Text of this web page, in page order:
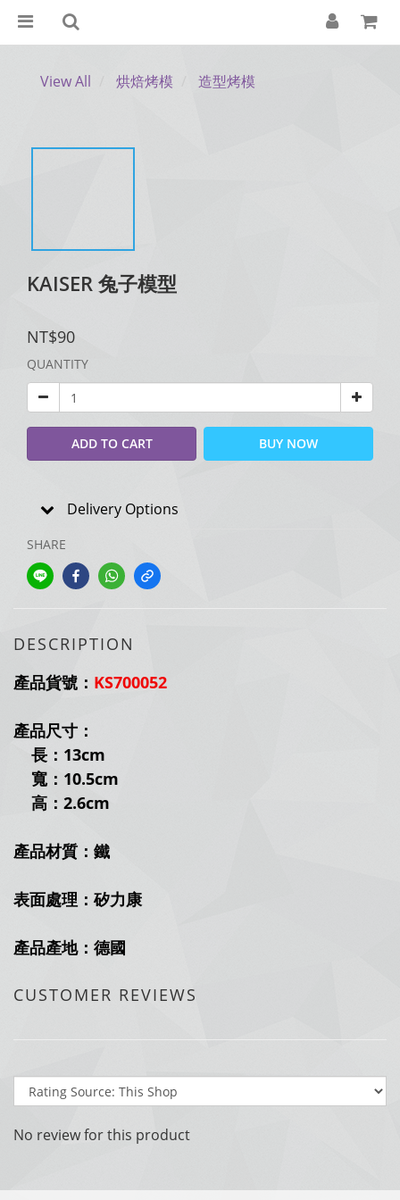
View All 烘焙烤模 造型烤模
KAISER 兔子模型
NT$90
QUANTITY
ADD TO CART BUY NOW
Delivery Options
SHARE
DESCRIPTION
產品貨號： KS700052
產品尺寸：
長：13cm
寬：10.5cm
高：2.6cm
產品材質：鐵
表面處理：矽力康
產品產地：德國
CUSTOMER REVIEWS
No review for this product